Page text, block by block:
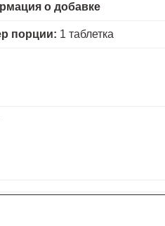
о добавке
порции: 1 таблетка